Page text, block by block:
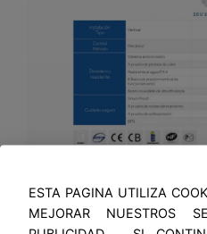
El ultra
protege el depósito de la
ESTA PAGINA UTILIZA
MEJORAR NUESTROS